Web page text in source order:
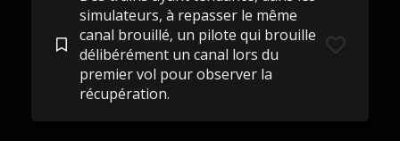
simulateurs, à repasser le même
canal brouillé, un pilote qui brouille
délibérément un canal lors du
premier vol pour observer la
récupération.